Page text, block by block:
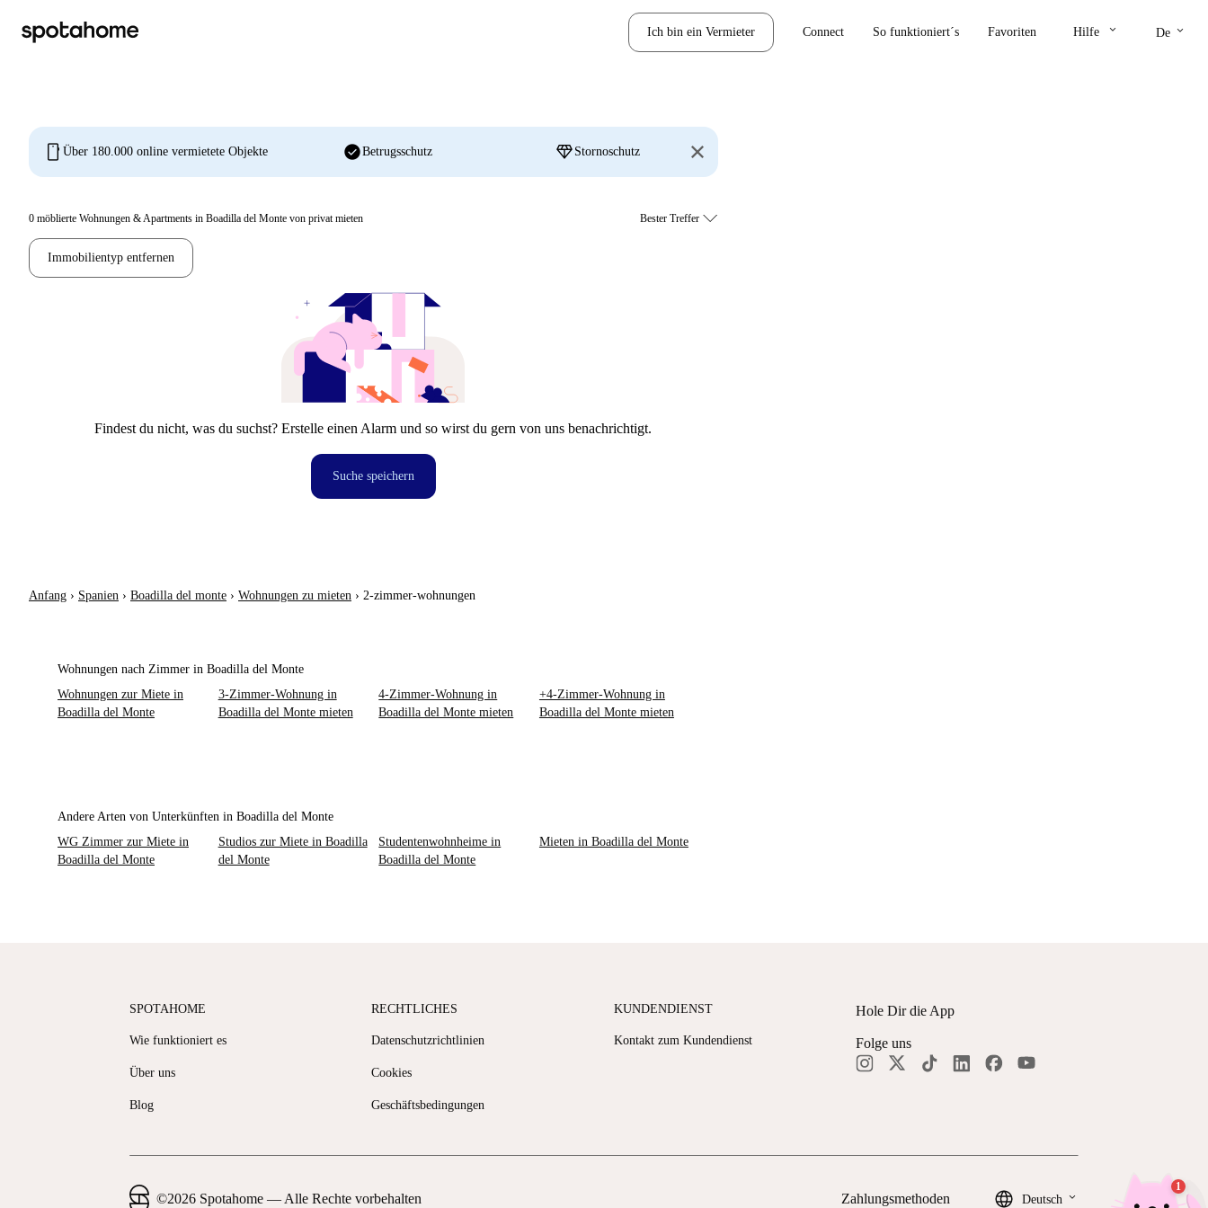
Ich bin ein Vermieter Connect So funktioniert´s Favoriten Hilfe keyboard_arrow_down De keyboard_arrow_down
mobile Über 180.000 online vermietete Objekte check_circleBetrugsschutz diamond Stornoschutz
0 möblierte Wohnungen & Apartments in Boadilla del Monte von privat mieten
Immobilientyp entfernen
Findest du nicht, was du suchst? Erstelle einen Alarm und so wirst du gern von uns benachrichtigt.
Suche speichern
Anfang › Spanien › Boadilla del monte › Wohnungen zu mieten › 2-zimmer-wohnungen
Wohnungen nach Zimmer in Boadilla del Monte
Wohnungen zur Miete in
Boadilla del Monte
3-Zimmer-Wohnung in
Boadilla del Monte mieten
4-Zimmer-Wohnung in
Boadilla del Monte mieten
+4-Zimmer-Wohnung in
Boadilla del Monte mieten
Andere Arten von Unterkünften in Boadilla del Monte
WG Zimmer zur Miete in
Boadilla del Monte
Studios zur Miete in Boadilla
del Monte
Studentenwohnheime in
Boadilla del Monte
Mieten in Boadilla del Monte
SPOTAHOME
Wie funktioniert es
Über uns
Blog
RECHTLICHES
Datenschutzrichtlinien
Cookies
Geschäftsbedingungen
KUNDENDIENST
Kontakt zum Kundendienst
Hole Dir die App
Folge uns
©2026 Spotahome — Alle Rechte vorbehalten Zahlungsmethoden Deutsch keyboard_arrow_down